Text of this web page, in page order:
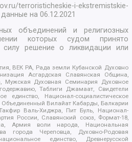
terroristicheskie-i-ekstremistskie-
данные на06.12.2021
объединений и религиозных
которых судом принято
силу решение о ликвидации или
ВЕК РА, Рада земли Кубанской Духовно
Асгардская Славянская Община,
Духовная Семинария Духовное
Таблиги Джамаат, Свидетели
единство, Национал-социалистическое
Вилайат Кабарды, Балкарии
Валь-Хиджра, Пит Буль, Национал-
России, Славянский союз, Формат-18,
Армия воли народа, Национальная
города Череповца, Духовно-Родовая
единство, Древнерусской